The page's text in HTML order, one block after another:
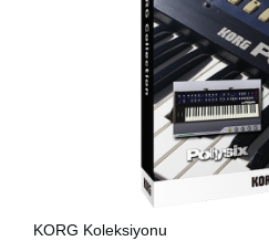
KORG Koleksiyonu